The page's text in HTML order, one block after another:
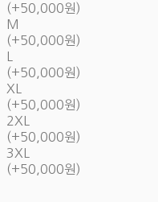
(+50,000원)
M
(+50,000원)
(+50,000원)
XL
(+50,000원)
2XL
(+50,000원)
3XL
(+50,000원)